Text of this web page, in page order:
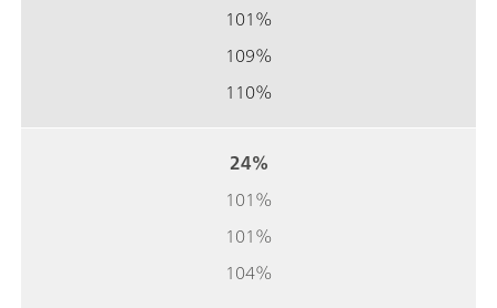
101%
109%
110%
24%
101%
101%
104%